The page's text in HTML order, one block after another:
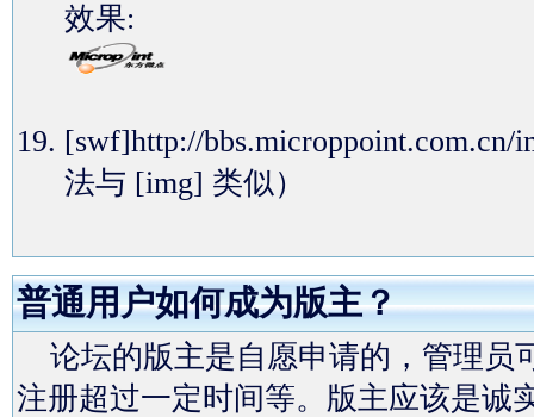
效果:
[swf]http://
法与 [img] 类似）
普通用户如何成为版主？
论坛的版主是自愿申请的，管理员
注册超过一定时间等。版主应该是诚